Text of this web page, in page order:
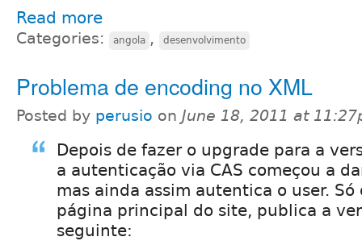
Read more
Categories: angola , desenvolvimento
Problema de encoding no XML
Posted by perusio on June 18, 2011 at
Depois de fazer o upgrade para a
a autenticação via CAS começou a
mas ainda assim autentica o user. Só
página principal do site, publica a
seguinte: